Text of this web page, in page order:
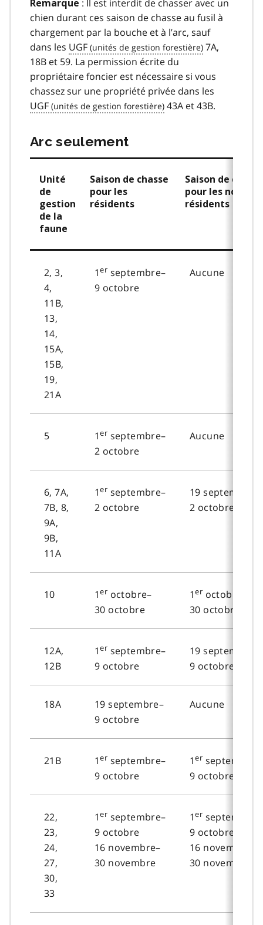
Remarque : Il est interdit de chasser avec un
chien durant ces saison de chasse au fusil à
chargement par la bouche et à l’arc, sauf
dans les UGF
7A,
18B et 59. La permission écrite du
propriétaire foncier est nécessaire si vous
chassez sur une propriété privée dans les
UGF
43A et 43B.
Arc seulement
Unité
de
gestion
de la
faune
Saison de chasse
pour les
résidents
Saison de chasse
pour les non-
résidents
2, 3,
4,
11B,
13,
14,
15A,
15B,
19,
21A
1er septembre–
9 octobre
Aucune
5 1er septembre–
2 octobre
Aucune
6, 7A,
7B, 8,
9A,
9B,
11A
1er septembre–
2 octobre
19 septembre–
2 octobre
10 1er octobre–
30 octobre
1er octobre–
30 octobre
12A,
12B
1er septembre–
9 octobre
19 septembre–
9 octobre
18A
19 septembre–
9 octobre
Aucune
21B 1er septembre–
9 octobre
1er septembre–
9 octobre
22,
23,
24,
27,
30,
33
1er septembre–
9 octobre
16 novembre–
30 novembre
1er septembre–
9 octobre
16 novembre–
30 novembre